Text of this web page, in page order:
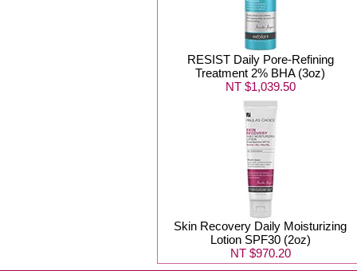
RESIST Daily Pore-Refining
Treatment 2% BHA (3oz)
NT $1,039.50
Skin Recovery Daily Moisturizing
Lotion SPF30 (2oz)
NT $970.20